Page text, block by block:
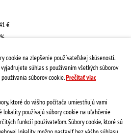
€
Kúpiť
cookie na zlepšenie používateľskej skúsenosti.
súhlas s používaním všetkých súborov
súborov cookie.Prečítať viac
ktoré do vášho počítača umiestňujú vami
lokality používajú súbory cookie na uľahčenie
funkcií používateľom. Súbory cookie, ktoré sú